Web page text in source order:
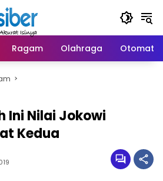
Ragam Olahraga Otomatif
Ini Nilai Jokowi
Kedua